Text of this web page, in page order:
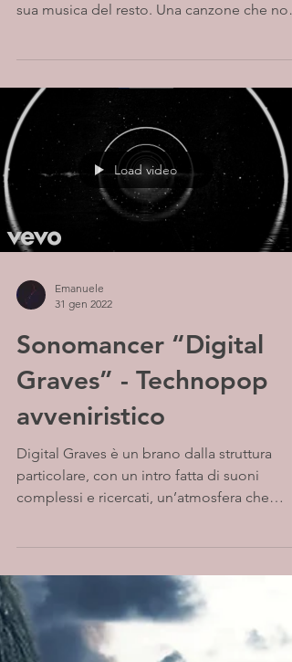
sua musica del resto. Una canzone che non
Load video
Emanuele
31 gen 2022
Sonomancer “Digital
Graves” - Technopop
avveniristico
Digital Graves è un brano dalla struttura
particolare, con un intro fatta di suoni
complessi e ricercati, un’atmosfera che